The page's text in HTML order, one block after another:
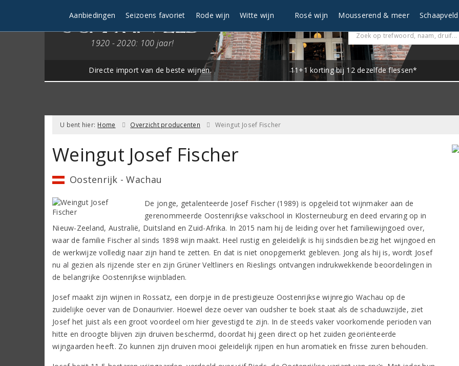
1920 - 2020: 100 jaar!
Directe import van de beste wijnen. 11+1 korting bij 12 dezelfde flessen*
Aanbiedingen Seizoens favoriet Rode wijn Witte wijn Rosé wijn Mousserend & meer Schaapveld
U bent hier: Home Overzicht producenten Weingut Josef Fischer
Weingut Josef Fischer
Oostenrijk - Wachau
De jonge, getalenteerde Josef Fischer (1989) is opgeleid tot wijnmaker aan de
gerenommeerde Oostenrijkse vakschool in Klosterneuburg en deed ervaring op in
Nieuw-Zeeland, Australië, Duitsland en Zuid-Afrika. In 2015 nam hij de leiding over het familiewijngoed over,
waar de familie Fischer al sinds 1898 wijn maakt. Heel rustig en geleidelijk is hij sindsdien bezig het wijngoed en
de werkwijze volledig naar zijn hand te zetten. En dat is niet onopgemerkt gebleven. Jong als hij is, wordt Josef
nu al gezien als rijzende ster en zijn Grüner Veltliners en Rieslings ontvangen indrukwekkende beoordelingen in
de belangrijke Oostenrijkse wijnbladen.
Josef maakt zijn wijnen in Rossatz, een dorpje in de prestigieuze Oostenrijkse wijnregio Wachau op de
zuidelijke oever van de Donaurivier. Hoewel deze oever van oudsher te boek staat als de schaduwzijde, ziet
Josef het juist als een groot voordeel om hier gevestigd te zijn. In de steeds vaker voorkomende perioden van
hitte en droogte blijven zijn druiven beschermd, doordat hij geen direct op het zuiden georiënteerde
wijngaarden heeft. Zo kunnen zijn druiven mooi geleidelijk rijpen en hun aromatiek en frisse zuren behouden.